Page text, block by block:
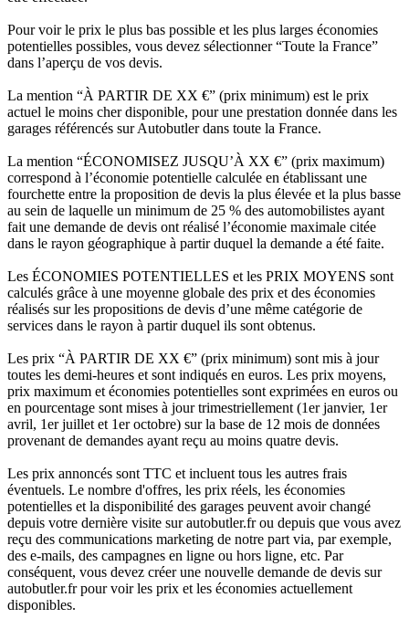
Pour voir le prix le plus bas possible et les plus larges économies
potentielles possibles, vous devez sélectionner “Toute la France”
dans l’aperçu de vos devis.
La mention “À PARTIR DE XX €” (prix minimum) est le prix
actuel le moins cher disponible, pour une prestation donnée dans les
garages référencés sur Autobutler dans toute la France.
La mention “ÉCONOMISEZ JUSQU’À XX €” (prix maximum)
correspond à l’économie potentielle calculée en établissant une
fourchette entre la proposition de devis la plus élevée et la plus basse
au sein de laquelle un minimum de 25 % des automobilistes ayant
fait une demande de devis ont réalisé l’économie maximale citée
dans le rayon géographique à partir duquel la demande a été faite.
Les ÉCONOMIES POTENTIELLES et les PRIX MOYENS sont
calculés grâce à une moyenne globale des prix et des économies
réalisés sur les propositions de devis d’une même catégorie de
services dans le rayon à partir duquel ils sont obtenus.
Les prix “À PARTIR DE XX €” (prix minimum) sont mis à jour
toutes les demi-heures et sont indiqués en euros. Les prix moyens,
prix maximum et économies potentielles sont exprimées en euros ou
en pourcentage sont mises à jour trimestriellement (1er janvier, 1er
avril, 1er juillet et 1er octobre) sur la base de 12 mois de données
provenant de demandes ayant reçu au moins quatre devis.
Les prix annoncés sont TTC et incluent tous les autres frais
éventuels. Le nombre d'offres, les prix réels, les économies
potentielles et la disponibilité des garages peuvent avoir changé
depuis votre dernière visite sur autobutler.fr ou depuis que vous avez
reçu des communications marketing de notre part via, par exemple,
des e-mails, des campagnes en ligne ou hors ligne, etc. Par
conséquent, vous devez créer une nouvelle demande de devis sur
autobutler.fr pour voir les prix et les économies actuellement
disponibles.